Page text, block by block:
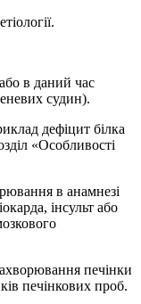
в даний час
судин).
дефіцит білка
«Особливості
в анамнезі
інсульт або
печінки
печінкових проб.